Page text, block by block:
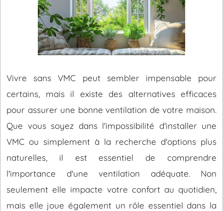
Vivre sans VMC peut sembler impensable pour
certains, mais il existe des alternatives efficaces
pour assurer une bonne ventilation de votre maison.
Que vous soyez dans l'impossibilité d'installer une
VMC ou simplement à la recherche d'options plus
naturelles, il est essentiel de comprendre
l'importance d'une ventilation adéquate. Non
seulement elle impacte votre confort au quotidien,
mais elle joue également un rôle essentiel dans la